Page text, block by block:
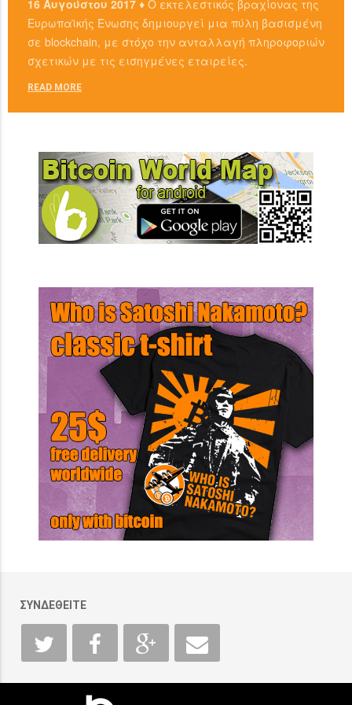
16 Αυγούστου 2017 ♦ Ο εκτελεστικός βραχίονας της
Ευρωπαϊκής Ένωσης δημιουργεί μια πύλη βασισμένη
σε blockchain, με στόχο την ανταλλαγή πληροφοριών
σχετικών με τις εισηγμένες εταιρείες.
READ MORE
ΣΥΝΔΕΘΕΙΤΕ